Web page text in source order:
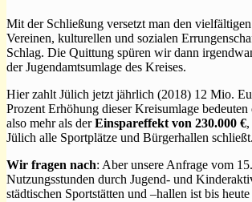
Mit der Schließung versetzt man den
Vereinen, kulturellen und sozialen
Schlag. Die Quittung spüren wir dann
der Jugendamtsumlage des Kreises.
Hier zahlt Jülich jetzt jährlich (2018) 12 Mio.
Prozent Erhöhung dieser Kreisumlage
also mehr als derEinspareffekt von 230.000 €
Jülich alle Sportplätze und Bürgerhallen schließt.
Wir fragen nach: Aber unsere Anfrage vom
Nutzungsstunden durch Jugend- und
städtischen Sportstätten und –hallen ist bis